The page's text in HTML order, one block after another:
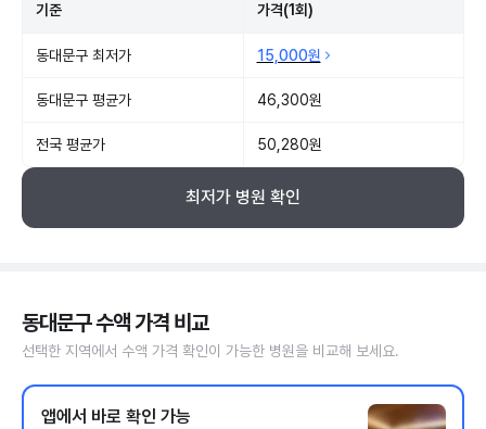
기준 가격(1회)
동대문구 최저가 15,000원
동대문구 평균가 46,300원
전국 평균가 50,280원
최저가 병원 확인
동대문구 수액 가격 비교
선택한 지역에서 수액 가격 확인이 가능한 병원을 비교해 보세요.
앱에서 바로 확인 가능